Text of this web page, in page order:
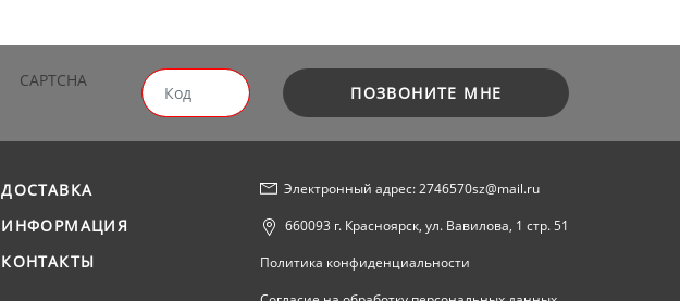
ПОЗВОНИТЕ МНЕ
ДОСТАВКА
ИНФОРМАЦИЯ
КОНТАКТЫ
Электронный адрес: 2746570sz@mail.ru
660093 г. Красноярск, ул. Вавилова, 1 стр. 51
Политика конфиденциальности